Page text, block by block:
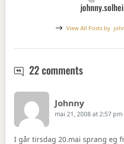
View All Posts by
22 commentsFri-trening
JohnnySays:
mai 21, 2008 at 2:57 pm
I går tirsdag 20.mai sprang eg